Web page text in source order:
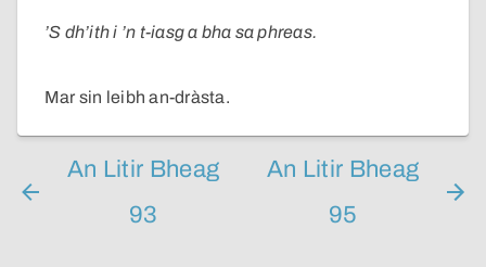
’S dh’ith i ’n t-iasg a bha sa phreas.
Mar sin leibh an-dràsta.
An Litir Bheag
93
An Litir Bheag
95